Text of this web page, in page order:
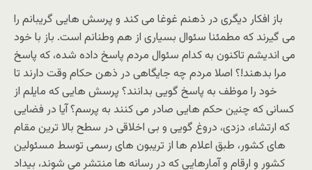
باز افکار دیگری در ذهنم غوغا می کند و پرسش هایی گریبانم را
می گیرند که مطمئنا سئوال بسیاری از هم وطنانم است. باز با خود
می اندیشم تاکنون به کدام سئوال مردم پاسخ داده شده، که پاسخ
مرا بدهند!؟ اصلا مردم چه جایگاهی در ذهن حکام وقت دارند تا
خود را موظف به پاسخ گویی بدانند؟ پرسش هایی که مایلم از
کسانی که چنین حکم هایی صادر می کنند به پرسم؟ آیا در فضایی
که ارتشاء، دزدی، دروغ گویی و بی اخلاقی در سطح بالا ترین مقام
های کشور، طبق اعلام ها از تریبون های رسمی توسط مسئولین
کشور و ارقام و آمارهایی که در رسانه ها منتشر می شوند، بیداد